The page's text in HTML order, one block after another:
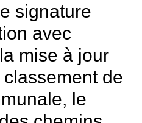
signature
avec
mise à jour
de
le